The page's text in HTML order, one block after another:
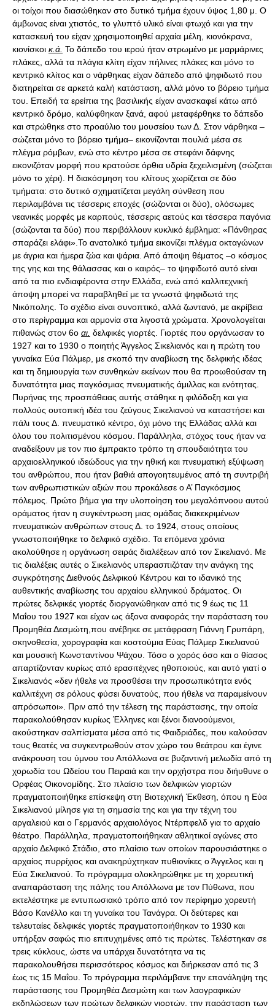
οι τοίχοι που διασώθηκαν στο δυτικό τμήμα έχουν ύψος 1,80 μ. Ο
άμβωνας είναι χτιστός, το γλυπτό υλικό είναι φτωχό και για την
κατασκευή του είχαν χρησιμοποιηθεί αρχαία μέλη, κιονόκρανα,
κιονίσκοι κ.ά. Το δάπεδο του ιερού ήταν στρωμένο με μαρμάρινες
πλάκες, αλλά τα πλάγια κλίτη είχαν πήλινες πλάκες και μόνο το
κεντρικό κλίτος και ο νάρθηκας είχαν δάπεδο από ψηφιδωτό που
διατηρείται σε αρκετά καλή κατάσταση, αλλά μόνο το βόρειο τμήμα
του. Επειδή τα ερείπια της βασιλικής είχαν ανασκαφεί κάτω από
κεντρικό δρόμο, καλύφθηκαν ξανά, αφού μεταφέρθηκε το δάπεδο
και στρώθηκε στο προαύλιο του μουσείου των Δ. Στον νάρθηκα –
σώζεται μόνο το βόρειο τμήμα– εικονίζονται πουλιά μέσα σε
πλέγμα ρόμβων, ενώ στο κέντρο μέσα σε στεφάνι δάφνης
εικονιζόταν μορφή που κρατούσε όρθια υδρία ξεχειλισμένη (σώζεται
μόνο το χέρι). Η διακόσμηση του κλίτους χωρίζεται σε δύο
τμήματα: στο δυτικό σχηματίζεται μεγάλη σύνθεση που
περιλαμβάνει τις τέσσερις εποχές (σώζονται οι δύο), ολόσωμες
νεανικές μορφές με καρπούς, τέσσερις αετούς και τέσσερα παγόνια
(σώζονται τα δύο) που περιβάλλουν κυκλικό έμβλημα: «Πάνθηρας
σπαράζει ελάφι».Το ανατολικό τμήμα εικονίζει πλέγμα οκταγώνων
με άγρια και ήμερα ζώα και ψάρια. Από άποψη θέματος –ο κόσμος
της γης και της θάλασσας και ο καιρός– το ψηφιδωτό αυτό είναι
από τα πιο ενδιαφέροντα στην Ελλάδα, ενώ από καλλιτεχνική
άποψη μπορεί να παραβληθεί με τα γνωστά ψηφιδωτά της
Νικόπολης. Το σχέδιο είναι συνοπτικό, αλλά ζωντανό, με ακρίβεια
στο περίγραμμα και αρμονία στα λιγοστά χρώματα. Χρονολογείται
πιθανώς στον 6o αι. δελφικές γιορτές. Γιορτές που οργάνωσαν το
1927 και το 1930 ο ποιητής Άγγελος Σικελιανός και η πρώτη του
γυναίκα Εύα Πάλμερ, με σκοπό την αναβίωση της δελφικής ιδέας
και τη δημιουργία των συνθηκών εκείνων που θα προωθούσαν τη
δυνατότητα μιας παγκόσμιας πνευματικής άμιλλας και ενότητας.
Πυρήνας της προσπάθειας αυτής στάθηκε η φιλόδοξη και για
πολλούς ουτοπική ιδέα του ζεύγους Σικελιανού να καταστήσει και
πάλι τους Δ. πνευματικό κέντρο, όχι μόνο της Ελλάδας αλλά και
όλου του πολιτισμένου κόσμου. Παράλληλα, στόχος τους ήταν να
αναδείξουν με τον πιο έμπρακτο τρόπο τη σπουδαιότητα του
αρχαιοελληνικού ιδεώδους για την ηθική και πνευματική εξύψωση
του ανθρώπου, που ήταν βαθιά απογοητευμένος από τη συντριβή
των ανθρωπιστικών αξιών που προκάλεσε ο Α’ Παγκόσμιος
πόλεμος. Πρώτο βήμα για την υλοποίηση του μεγαλόπνοου αυτού
οράματος ήταν η συγκέντρωση μιας ομάδας διακεκριμένων
πνευματικών ανθρώπων στους Δ. το 1924, στους οποίους
γνωστοποιήθηκε το δελφικό σχέδιο. Τα επόμενα χρόνια
ακολούθησε η οργάνωση σειράς διαλέξεων από τον Σικελιανό. Με
τις διαλέξεις αυτές ο Σικελιανός υπερασπιζόταν την ανάγκη της
συγκρότησης Διεθνούς Δελφικού Κέντρου και το ιδανικό της
αυθεντικής αναβίωσης του αρχαίου ελληνικού δράματος. Οι
πρώτες δελφικές γιορτές διοργανώθηκαν από τις 9 έως τις 11
Μαΐου του 1927 και είχαν ως άξονα αναφοράς την παράσταση του
Προμηθέα Δεσμώτη,που ανέβηκε σε μετάφραση Γιάννη Γρυπάρη,
σκηνοθεσία, χορογραφία και κοστούμια Εύας Πάλμερ Σικελιανού
και μουσική Κωνσταντίνου Ψάχου. Τόσο ο χορός όσο και ο θίασος
απαρτίζονταν κυρίως από ερασιτέχνες ηθοποιούς, και αυτό γιατί ο
Σικελιανός «δεν ήθελε να προσθέσει την προσωπικότητα ενός
καλλιτέχνη σε ρόλους φύσει δυνατούς, που ήθελε να παραμείνουν
απρόσωποι». Πριν από την τέλεση της παράστασης, την οποία
παρακολούθησαν κυρίως Έλληνες και ξένοι διανοούμενοι,
ακούστηκαν σαλπίσματα μέσα από τις Φαιδριάδες, που καλούσαν
τους θεατές να συγκεντρωθούν στον χώρο του θεάτρου και έγινε
ανάκρουση του ύμνου του Απόλλωνα σε βυζαντινή μελωδία από τη
χορωδία του Ωδείου του Πειραιά και την ορχήστρα που διήυθυνε ο
Ορφέας Οικονομίδης. Στο πλαίσιο των δελφικών γιορτών
πραγματοποιήθηκε επίσκεψη στη Βιοτεχνική Έκθεση, όπου η Εύα
Σικελιανού μίλησε για τη σημασία της και για την τέχνη του
αργαλειού και ο Γερμανός αρχαιολόγος Ντέρπφελδ για το αρχαίο
θέατρο. Παράλληλα, πραγματοποιήθηκαν αθλητικοί αγώνες στο
αρχαίο Δελφικό Στάδιο, στο πλαίσιο των οποίων παρουσιάστηκε ο
αρχαίος πυρρίχιος και ανακηρύχτηκαν πυθιονίκες ο Άγγελος και η
Εύα Σικελιανού. Το πρόγραμμα ολοκληρώθηκε με τη χορευτική
αναπαράσταση της πάλης του Απόλλωνα με τον Πύθωνα, που
εκτελέστηκε με εντυπωσιακό τρόπο από τον περίφημο χορευτή
Βάσο Κανέλλο και τη γυναίκα του Τανάγρα. Οι δεύτερες και
τελευταίες δελφικές γιορτές πραγματοποιήθηκαν το 1930 και
υπήρξαν σαφώς πιο επιτυχημένες από τις πρώτες. Τελέστηκαν σε
τρεις κύκλους, ώστε να υπάρχει δυνατότητα να τις
παρακολουθήσει περισσότερος κόσμος και διήρκεσαν από τις 3
έως τις 15 Μαΐου. Το πρόγραμμα περιλάμβανε την επανάληψη της
παράστασης του Προμηθέα Δεσμώτη και των λαογραφικών
εκδηλώσεων των πρώτων δελφικών γιορτών, την παράσταση των